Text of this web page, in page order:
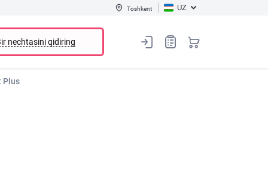
Toshkent UZ
nechtasini qidiring
Plus